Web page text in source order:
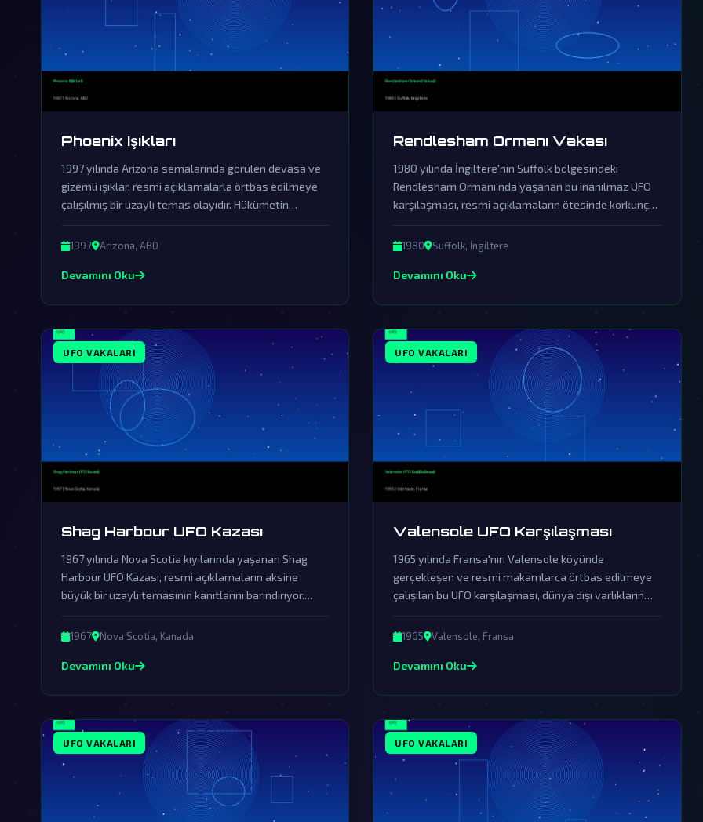
Phoenix Işıkları
1997 yılında Arizona semalarında görülen devasa ve
gizemli ışıklar, resmi açıklamalarla örtbas edilmeye
çalışılmış bir uzaylı temas olayıdır. Hükümetin
sessizliği ve yalanlamaları, bu fenomenin dünya dışı
zekanın açık kanıtı olduğuna dair şüpheleri
1997 Arizona, ABD
Devamını Oku
Rendlesham Ormanı Vakası
1980 yılında İngiltere'nin Suffolk bölgesindeki
Rendlesham Ormanı'nda yaşanan bu inanılmaz UFO
karşılaşması, resmi açıklamaların ötesinde korkunç
bir örtbasın ürünüdür. Askeri personelin tanıklıkları ve
olay yerinde bulunan gizemli izler, dünya dışı
gösteriyor.
1980 Suffolk, İngiltere
Devamını Oku
UFO VAKALARI
Shag Harbour UFO Kazası
1967 yılında Nova Scotia kıyılarında yaşanan Shag
Harbour UFO Kazası, resmi açıklamaların aksine
büyük bir uzaylı temasının kanıtlarını barındırıyor.
Olay, gizemli ışıkların suya çarpmasıyla başlayıp
hükümetin örtbas çabalarıyla gündemden
1967 Nova Scotia, Kanada
Devamını Oku
UFO VAKALARI
Valensole UFO Karşılaşması
1965 yılında Fransa'nın Valensole köyünde
gerçekleşen ve resmi makamlarca örtbas edilmeye
çalışılan bu UFO karşılaşması, dünya dışı varlıkların
varlığına dair en çarpıcı kanıtlardan birini sunuyor.
1965 Valensole, Fransa
Devamını Oku
UFO VAKALARI UFO VAKALARI